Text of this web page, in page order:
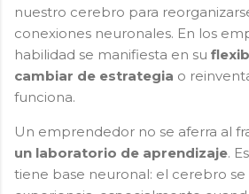
nuestro cerebro para
conexiones neuronales. En los
habilidad se manifiesta en su
cambiar de estrategia o
funciona.
Un emprendedor no se aferra al
un laboratorio de aprendizaje.
tiene base neuronal: el cerebro